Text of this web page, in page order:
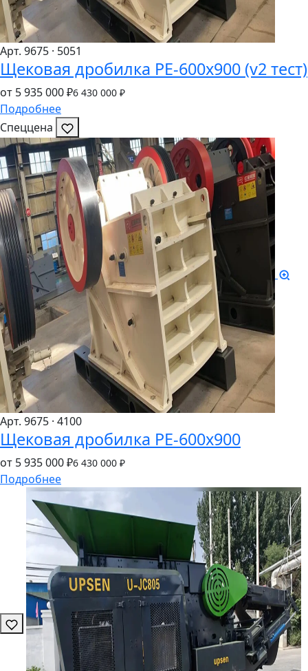
Арт. 9675 · 5051
Щековая дробилка PE-600x900 (v2 тест)
от 5935000 ₽6 430 000 ₽
Подробнее
Спеццена
Арт. 9675 · 4100
Щековая дробилка PE-600x900
от 5935000 ₽6 430 000 ₽
Подробнее